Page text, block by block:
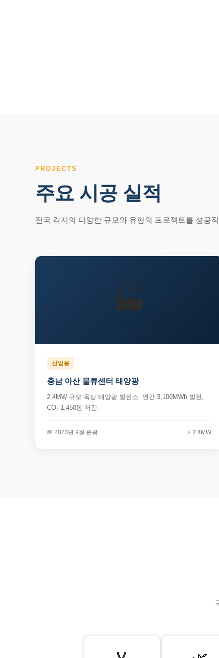
PROJECTS
주요 시공 실적
전국 각지의 다양한 규모와 유형의 프로젝트를 성공
🏭
산업용
충남 아산 물류센터 태양광
2.4MW 규모 옥상 태양광 발전소. 연간 3,100MWh 발전,
CO₂ 1,450톤 저감.
📅 2023년 9월 준공 ⚡ 2.4MW